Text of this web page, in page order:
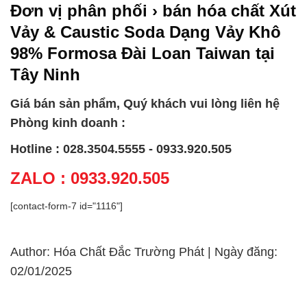
Đơn vị phân phối › bán hóa chất Xút
Vảy & Caustic Soda Dạng Vảy Khô
98% Formosa Đài Loan Taiwan tại
Tây Ninh
Giá bán sản phẩm, Quý khách vui lòng liên hệ
Phòng kinh doanh :
Hotline : 028.3504.5555 - 0933.920.505
ZALO : 0933.920.505
[contact-form-7 id="1116"]
Author: Hóa Chất Đắc Trường Phát | Ngày đăng:
02/01/2025